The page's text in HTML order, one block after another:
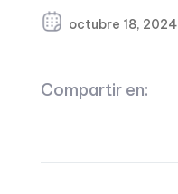
octubre 18, 2024
Compartir en: